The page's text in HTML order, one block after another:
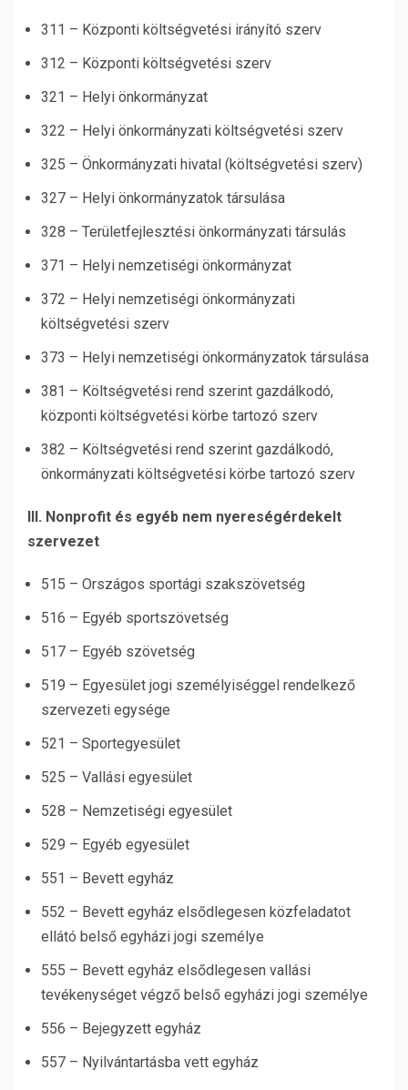
311 – Központi költségvetési irányító szerv
312 – Központi költségvetési szerv
321 – Helyi önkormányzat
322 – Helyi önkormányzati költségvetési szerv
325 – Önkormányzati hivatal (költségvetési szerv)
327 – Helyi önkormányzatok társulása
328 – Területfejlesztési önkormányzati társulás
371 – Helyi nemzetiségi önkormányzat
372 – Helyi nemzetiségi önkormányzati
költségvetési szerv
373 – Helyi nemzetiségi önkormányzatok társulása
381 – Költségvetési rend szerint gazdálkodó,
központi költségvetési körbe tartozó szerv
382 – Költségvetési rend szerint gazdálkodó,
önkormányzati költségvetési körbe tartozó szerv
III. Nonprofit és egyéb nem nyereségérdekelt
szervezet
515 – Országos sportági szakszövetség
516 – Egyéb sportszövetség
517 – Egyéb szövetség
519 – Egyesület jogi személyiséggel rendelkező
szervezeti egysége
521 – Sportegyesület
525 – Vallási egyesület
528 – Nemzetiségi egyesület
529 – Egyéb egyesület
551 – Bevett egyház
552 – Bevett egyház elsődlegesen közfeladatot
ellátó belső egyházi jogi személye
555 – Bevett egyház elsődlegesen vallási
tevékenységet végző belső egyházi jogi személye
556 – Bejegyzett egyház
557 – Nyilvántartásba vett egyház